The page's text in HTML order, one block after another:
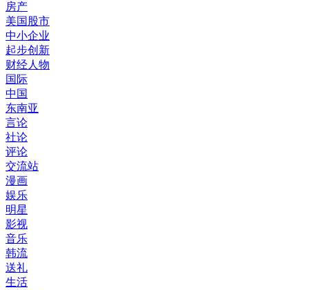
房产
美国股市
中小企业
起步创新
财经人物
国际
中国
东南亚
言论
社论
评论
交流站
漫画
娱乐
明星
影视
音乐
韩流
送礼
生活